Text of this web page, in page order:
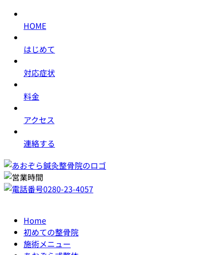
HOME
はじめて
対応症状
料金
アクセス
連絡する
Home
初めての整骨院
施術メニュー